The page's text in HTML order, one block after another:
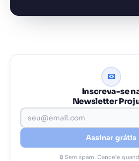
✉
Inscreva-se
Newsletter
Assinar grátis
🔒 Sem spam. Cancele